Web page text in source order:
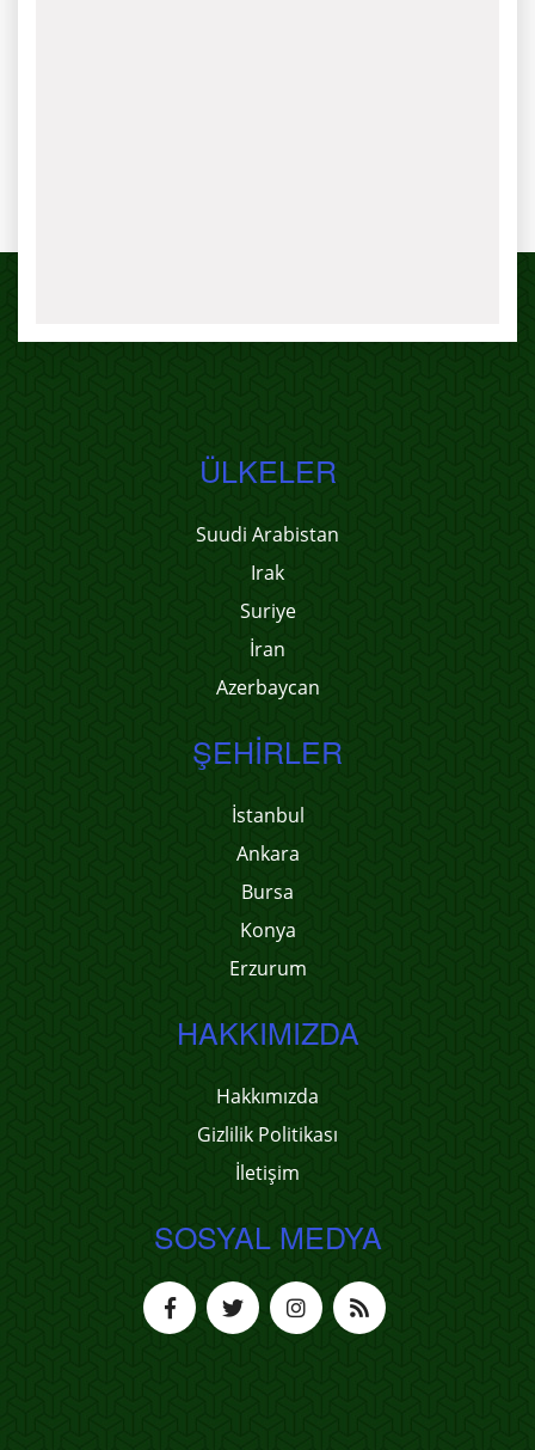
ÜLKELER
Suudi Arabistan
Irak
Suriye
İran
Azerbaycan
ŞEHIRLER
İstanbul
Ankara
Bursa
Konya
Erzurum
HAKKIMIZDA
Hakkımızda
Gizlilik Politikası
İletişim
SOSYAL MEDYA